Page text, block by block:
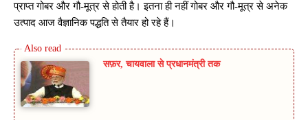
प्राप्त गोबर और गौ-मूत्र से होती है। इतना ही नहीं गोबर और गौ-मूत्र से अनेक
उत्पाद आज वैज्ञानिक पद्धति से तैयार हो रहे हैं।
सफ़र, चायवाला से प्रधानमंत्री तक